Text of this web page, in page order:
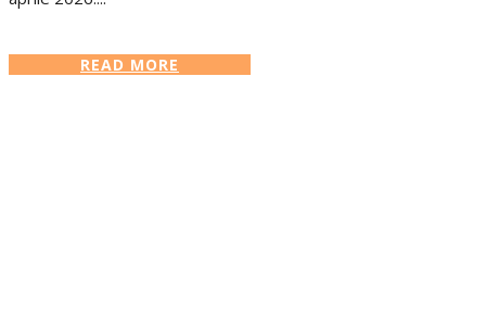
READ MORE